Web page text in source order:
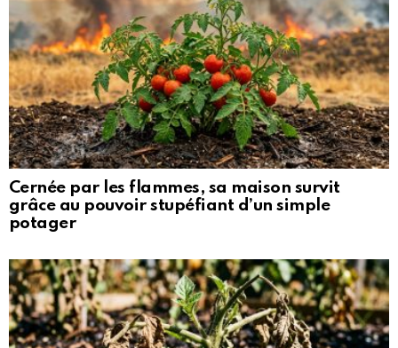
Cernée par les flammes, sa maison survit
grâce au pouvoir stupéfiant d’un simple
potager